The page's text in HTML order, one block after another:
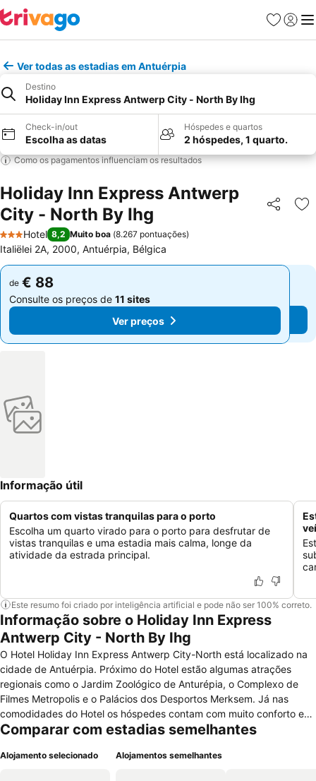
Favoritos
Iniciar
Ver todas as estadias em Antuérpia
Destino
Holiday Inn Express Antwerp City - North By Ihg
Check-in/out
Escolha as datas
Hóspedes e quartos
2 hóspedes, 1 quarto.
Como os pagamentos influenciam os resultados
Holiday Inn Express Antwerp
City - North By Ihg
Partilhar
3 Estrelas
Hotel 8,2 Muito boa (8.267 pontuações)
Italiëlei 2A, 2000, Antuérpia, Bélgica
de € 88
Consulte os preços de 11 sites
Ver preços
de € 88
Consulte os preços de 11 sites
Ver preços
Informação útil
Quartos com vistas tranquilas para o porto
Escolha um quarto virado para o porto para desfrutar de
vistas tranquilas e uma estadia mais calma, longe da
atividade da estrada principal.
Este resumo foi criado por inteligência artificial e pode não ser 100% correto.
Informação sobre o Holiday Inn Express
Antwerp City - North By Ihg
O Hotel Holiday Inn Express Antwerp City-North está localizado na
cidade de Antuérpia. Próximo do Hotel estão algumas atrações
regionais como o Jardim Zoológico de Anturépia, o Complexo de
Filmes Metropolis e o Palácios dos Desportos Merksem. Já nas
comodidades do Hotel os hóspedes contam com muito conforto e
segurança. O Hotel oferece quartos aos hóspedes com muita
decorados e equipados da seguinte forma: Tv a cabo, pay per view,
Comparar com estadias semelhantes
Alojamento selecionado Alojamentos semelhantes